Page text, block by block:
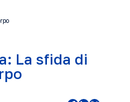
La sfida di